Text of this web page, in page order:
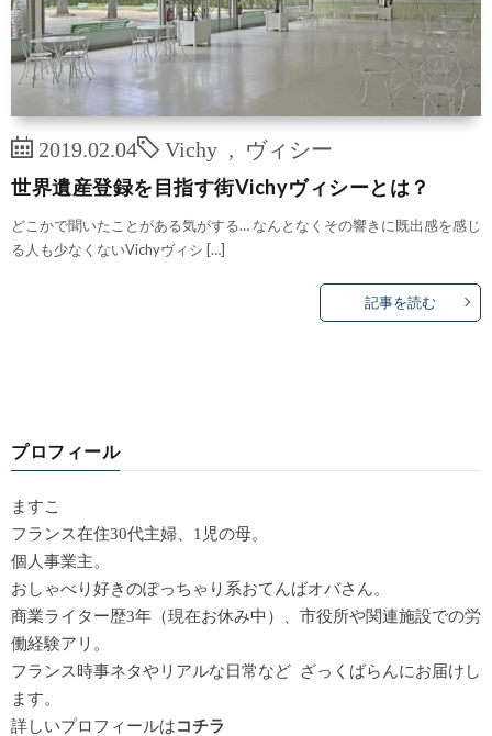
2019.02.04 Vichy ヴィシー
世界遺産登録を目指す街Vichyヴィシーとは？
どこかで聞いたことがある気がする… なんとなくその響きに既出感を感じ
る人も少なくないVichyヴィシ […]
記事を読む
プロフィール
ますこ
フランス在住30代主婦、1児の母。
個人事業主。
おしゃべり好きのぽっちゃり系おてんばオバさん。
商業ライター歴3年（現在お休み中）、市役所や関連施設での労
働経験アリ。
フランス時事ネタやリアルな日常など ざっくばらんにお届けし
ます。
詳しいプロフィールはコチラ